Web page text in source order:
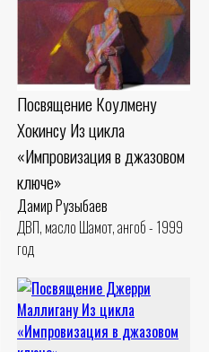
Посвящение Коулмену
Хокинсу Из цикла
«Импровизация в джазовом
ключе»
Дамир Рузыбаев
ДВП, масло Шамот, ангоб - 1999
год